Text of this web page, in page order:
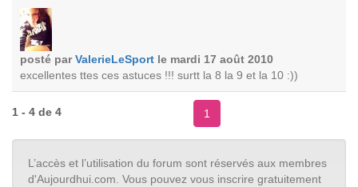
posté parValerieLeSport le mardi 17 août 2010
excellentes ttes ces astuces !!! surtt la 8 la 9 et la 10 :))
1 - 4 de 4 1
L’accès et l’utilisation du forum sont réservés aux membres
d'Aujourdhui.com. Vous pouvez vous inscrire gratuitement